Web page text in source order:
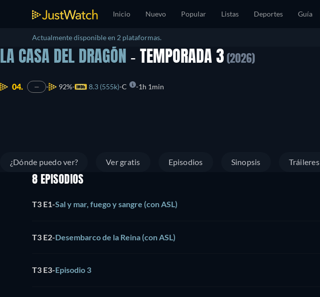
Inicio Nuevo Popular Listas Deportes Guía
Actualmente disponible en 2 plataformas.
LA CASA DEL DRAGÓN - TEMPORADA 3 (2026)
04. — 92% 8.3 (555k) C 1h 1min
¿Dónde puedo ver? Ver gratis Episodios Sinopsis Tráileres
8 EPISODIOS
T3 E1-Sal y mar, fuego y sangre (con ASL)
T3 E2-Desembarco de la Reina (con ASL)
T3 E3-Episodio 3